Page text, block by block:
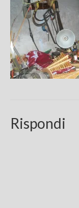
Chi sono
FAQ
Contatti
Rispondi